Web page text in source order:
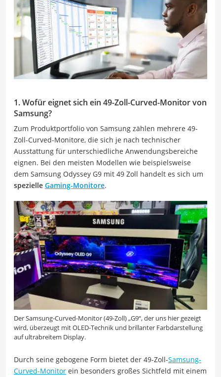
1. Wofür eignet sich ein 49-Zoll-Curved-Monitor von
Samsung?
Zum Produktportfolio von Samsung zählen mehrere 49-
Zoll-Curved-Monitore, die sich je nach technischer
Ausstattung für unterschiedliche Anwendungsbereiche
eignen. Bei den meisten Modellen wie beispielsweise
dem Samsung Odyssey G9 mit 49 Zoll handelt es sich um
spezielle Gaming-Monitore.
Der Samsung-Curved-Monitor (49-Zoll) „G9“, der uns hier gezeigt
wird, überzeugt mit OLED-Technik und brillanter Farbdarstellung
auf ultrabreitem Display.
Durch seine gebogene Form bietet der 49-Zoll-Samsung-
Curved-Monitor ein besonders großes Sichtfeld mit einem